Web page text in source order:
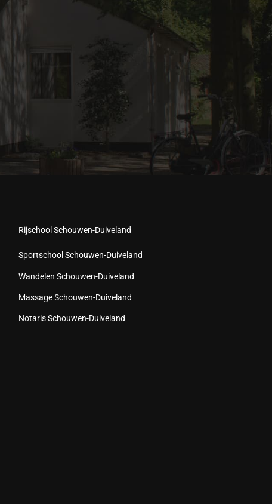
Rijschool Schouwen-Duiveland
Sportschool Schouwen-Duiveland
Wandelen Schouwen-Duiveland
Massage Schouwen-Duiveland
Notaris Schouwen-Duiveland